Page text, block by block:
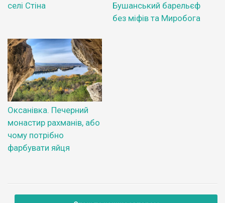
селі Стіна
Бушанський барельєф
без міфів та Миробога
Оксанівка. Печерний
монастир рахманів, або
чому потрібно
фарбувати яйця